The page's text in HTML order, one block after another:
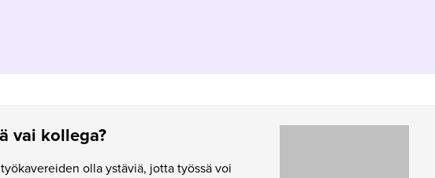
vai kollega?
olla ystäviä, jotta työssä voi